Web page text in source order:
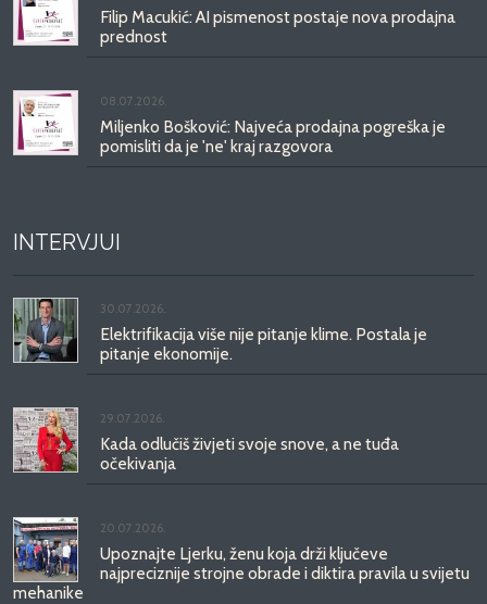
Filip Macukić: AI pismenost postaje nova prodajna
prednost
08.07.2026.
Miljenko Bošković: Najveća prodajna pogreška je
pomisliti da je 'ne' kraj razgovora
INTERVJUI
30.07.2026.
Elektrifikacija više nije pitanje klime. Postala je
pitanje ekonomije.
29.07.2026.
Kada odlučiš živjeti svoje snove, a ne tuđa
očekivanja
20.07.2026.
Upoznajte Ljerku, ženu koja drži ključeve
najpreciznije strojne obrade i diktira pravila u svijetu
mehanike